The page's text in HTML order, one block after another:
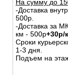
На сумму до 15
-Доставка
500р.
-Доставка за
км - 500р+30р/
Сроки
1-3 дня.
Подъем на